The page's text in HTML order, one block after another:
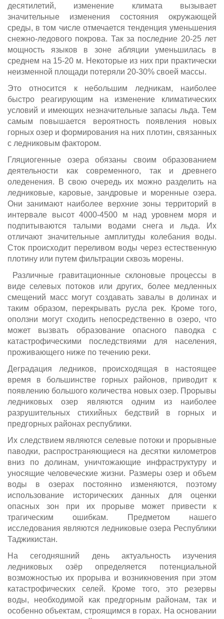
десятилетий, изменение климата вызывает
значительные изменения состояния окружающей
среды, в том числе отмечается тенденция уменьшения
снежно-ледового покрова. Так за последние 20-25 лет
мощность языков в зоне абляции уменьшилась в
среднем на 15-20 м. Некоторые из них при практически
неизменной площади потеряли 20-30% своей массы.
Это относится к небольшим ледникам, наиболее
быстро реагирующим на изменение климатических
условий и имеющих незначительные запасы льда. Тем
самым повышается вероятность появления новых
горных озер и формирования на них плотин, связанных
с ледниковым фактором.
Гляциогенные озера обязаны своим образованием
деятельности как современного, так и древнего
оледенения. В свою очередь их можно разделить на
ледниковые, каровые, зандровые и моренные озера.
Они занимают наиболее верхние зоны территорий в
интервале высот 4000-4500 м над уровнем моря и
подпитываются талыми водами снега и льда. Их
отличают значительные амплитуды колебания воды.
Сток происходит переливом воды через естественную
плотину или путем фильтрации сквозь морены.
Различные гравитационные склоновые процессы в
виде селевых потоков или других, более медленных
смещений масс могут создавать завалы в долинах и
таким образом, перекрывать русла рек. Кроме того,
оползни могут сходить непосредственно в озеро, что
может вызвать образование опасного паводка с
катастрофическими последствиями для населения,
проживающего ниже по течению реки.
Деградация ледников, происходящая в настоящее
время в большинстве горных районов, приводит к
появлению большого количества новых озер. Прорывы
ледниковых озер являются одним из наиболее
разрушительных стихийных бедствий в горных и
предгорных районах республики.
Их следствием являются селевые потоки и прорывные
паводки, распространяющиеся на десятки километров
вниз по долинам, уничтожающие инфраструктуру и
уносящие человеческие жизни. Размеры озер и объем
воды в озерах постоянно изменяются, поэтому
использование исторических данных для оценки
опасных зон при их прорыве может привести к
трагическим ошибкам. Предметом нашего
исследования являются ледниковые озера Республики
Таджикистан.
На сегодняшний день актуальность изучения
ледниковых озёр определяется потенциальной
возможностью их прорыва и возникновения при этом
катастрофических селей. Кроме того, это резервы
воды, необходимой как предгорным районам, так и
особенно объектам, строящимся в горах. На основании